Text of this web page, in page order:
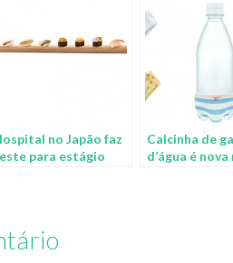
no Japão faz
para estágio
Calcinha de
d’água é